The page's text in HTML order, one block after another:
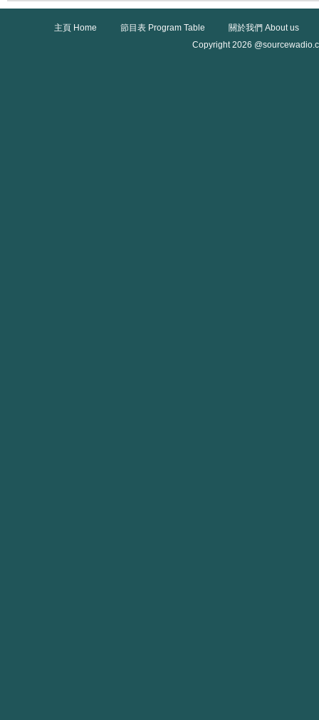
主頁 Home 節目表 Program Table
關於我們 About us
Copyright 2026